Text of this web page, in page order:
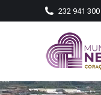
232 941 300